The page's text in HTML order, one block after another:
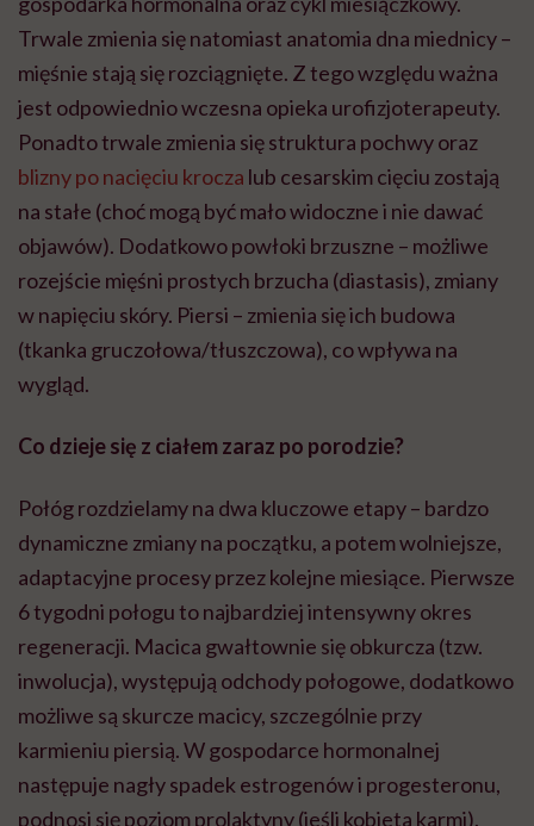
Trwale zmienia się natomiast anatomia dna miednicy –
mięśnie stają się rozciągnięte. Z tego względu ważna
jest odpowiednio wczesna opieka urofizjoterapeuty.
Ponadto trwale zmienia się struktura pochwy oraz
blizny po nacięciu krocza lub cesarskim cięciu zostają
na stałe (choć mogą być mało widoczne i nie dawać
objawów). Dodatkowo powłoki brzuszne – możliwe
rozejście mięśni prostych brzucha (diastasis), zmiany
w napięciu skóry. Piersi – zmienia się ich budowa
(tkanka gruczołowa/tłuszczowa), co wpływa na
wygląd.
Co dzieje się z ciałem zaraz po porodzie?
Połóg rozdzielamy na dwa kluczowe etapy – bardzo
dynamiczne zmiany na początku, a potem wolniejsze,
adaptacyjne procesy przez kolejne miesiące. Pierwsze
6 tygodni połogu to najbardziej intensywny okres
regeneracji. Macica gwałtownie się obkurcza (tzw.
inwolucja), występują odchody połogowe, dodatkowo
możliwe są skurcze macicy, szczególnie przy
karmieniu piersią. W gospodarce hormonalnej
następuje nagły spadek estrogenów i progesteronu,
podnosi się poziom prolaktyny (jeśli kobieta karmi).